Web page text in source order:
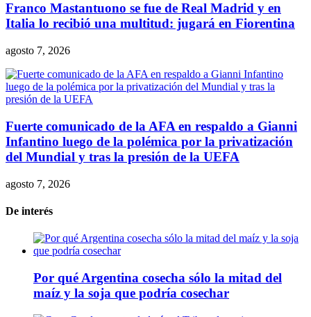
Franco Mastantuono se fue de Real Madrid y en
Italia lo recibió una multitud: jugará en Fiorentina
agosto 7, 2026
Fuerte comunicado de la AFA en respaldo a Gianni
Infantino luego de la polémica por la privatización
del Mundial y tras la presión de la UEFA
agosto 7, 2026
De interés
Por qué Argentina cosecha sólo la mitad del
maíz y la soja que podría cosechar